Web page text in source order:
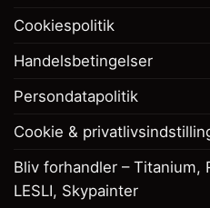
Cookiespolitik
Handelsbetingelser
Persondatapolitik
Cookie &
Bliv forhandler – Titanium,
LESLI, Skypainter